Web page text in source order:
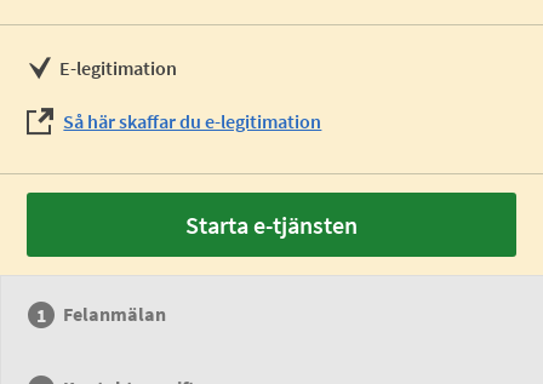
E-legitimation
Så här skaffar du e-legitimation
Starta e-tjänsten
Felanmälan